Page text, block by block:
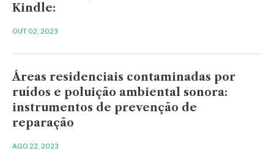
Kindle:
OUT 02, 2023
Áreas residenciais contaminadas por
ruídos e poluição ambiental sonora:
instrumentos de prevenção de
reparação
AGO 22, 2023